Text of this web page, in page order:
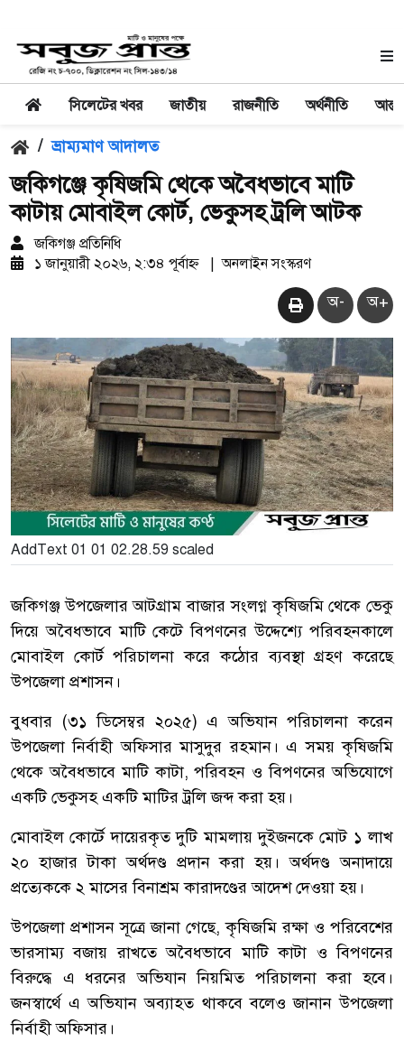
সিলেটের খবর জাতীয় রাজনীতি অর্থনীতি
/ ভ্রাম্যমাণ আদালত
জকিগঞ্জে কৃষিজমি থেকে অবৈধভাবে মাটি
কাটায় মোবাইল কোর্ট, ভেকুসহ ট্রলি আটক
জকিগঞ্জ প্রতিনিধি
১ জানুয়ারী ২০২৬, ২:৩৪ পূর্বাহ্ন
অনলাইন সংস্করণ
অ- অ+
AddText 01 01 02.28.59 scaled
জকিগঞ্জ উপজেলার আটগ্রাম বাজার সংলগ্ন কৃষিজমি থেকে ভেকু
দিয়ে অবৈধভাবে মাটি কেটে বিপণনের উদ্দেশ্যে পরিবহনকালে
মোবাইল কোর্ট পরিচালনা করে কঠোর ব্যবস্থা গ্রহণ করেছে
উপজেলা প্রশাসন।
বুধবার (৩১ ডিসেম্বর ২০২৫) এ অভিযান পরিচালনা করেন
উপজেলা নির্বাহী অফিসার মাসুদুর রহমান। এ সময় কৃষিজমি
থেকে অবৈধভাবে মাটি কাটা, পরিবহন ও বিপণনের অভিযোগে
একটি ভেকুসহ একটি মাটির ট্রলি জব্দ করা হয়।
মোবাইল কোর্টে দায়েরকৃত দুটি মামলায় দুইজনকে মোট ১ লাখ
২০ হাজার টাকা অর্থদণ্ড প্রদান করা হয়। অর্থদণ্ড অনাদায়ে
প্রত্যেককে ২ মাসের বিনাশ্রম কারাদণ্ডের আদেশ দেওয়া হয়।
উপজেলা প্রশাসন সূত্রে জানা গেছে, কৃষিজমি রক্ষা ও পরিবেশের
ভারসাম্য বজায় রাখতে অবৈধভাবে মাটি কাটা ও বিপণনের
বিরুদ্ধে এ ধরনের অভিযান নিয়মিত পরিচালনা করা হবে।
জনস্বার্থে এ অভিযান অব্যাহত থাকবে বলেও জানান উপজেলা
নির্বাহী অফিসার।